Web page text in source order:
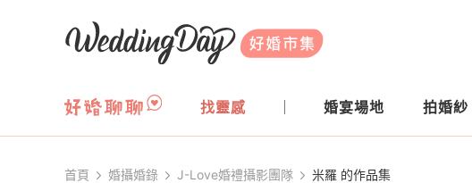
WeddingDay 好婚市集
找靈感 婚宴場地 拍婚紗
首頁 婚攝婚錄 J-Love婚禮攝影團隊 米羅 的作品集